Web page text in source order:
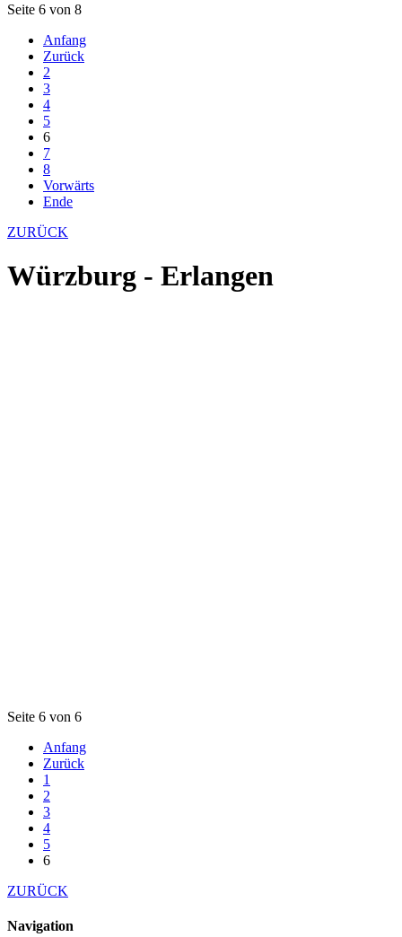
Seite 6 von 8
Anfang
Zurück
2
3
4
5
6
7
8
Vorwärts
Ende
ZURÜCK
Würzburg - Erlangen
Seite 6 von 6
Anfang
Zurück
1
2
3
4
5
6
ZURÜCK
Navigation